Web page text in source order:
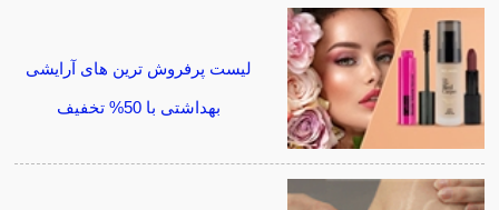
لیست پرفروش ترین های آرایشی
بهداشتی با 50% تخفیف